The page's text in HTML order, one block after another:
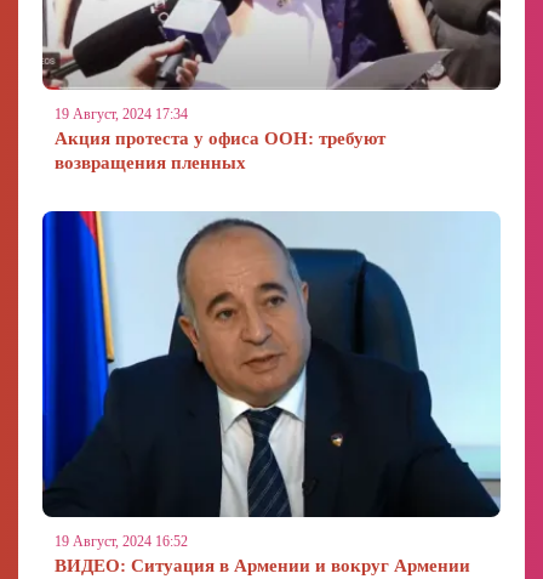
19 Август, 2024 17:34
Акция протеста у офиса ООН: требуют
возвращения пленных
19 Август, 2024 16:52
ВИДЕО: Ситуация в Армении и вокруг Армении